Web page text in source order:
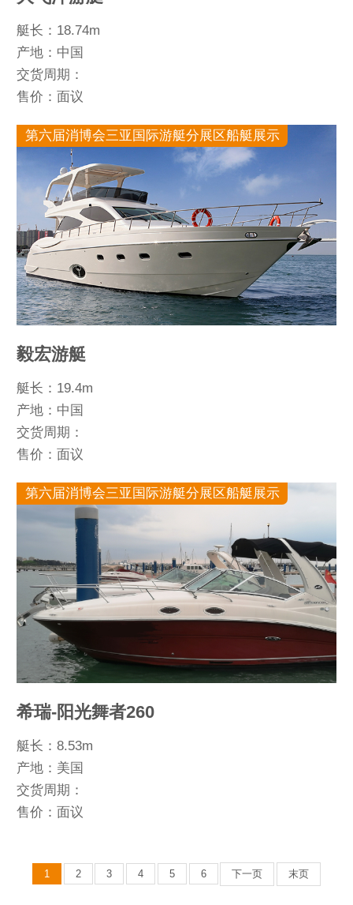
艇长：18.74m
产地：中国
交货周期：
售价：面议
第六届消博会三亚国际游艇分展区船艇展示
毅宏游艇
艇长：19.4m
产地：中国
交货周期：
售价：面议
第六届消博会三亚国际游艇分展区船艇展示
希瑞-阳光舞者260
艇长：8.53m
产地：美国
交货周期：
售价：面议
1 2 3 4 5 6 下一页 末页